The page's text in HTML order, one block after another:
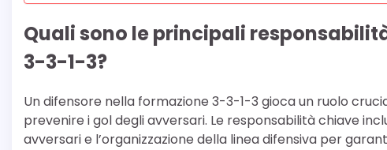
Quali sono le principali
3-3-1-3?
Un difensore nella formazione 3-3-1-3 gioca un ruolo
prevenire i gol degli avversari. Le responsabilità chiave
avversari e l’organizzazione della linea difensiva per